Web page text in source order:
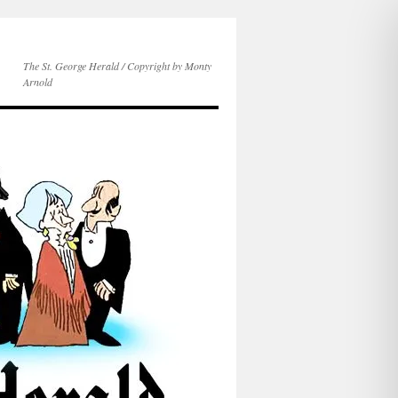
The St. George Herald / Copyright by Monty
Arnold